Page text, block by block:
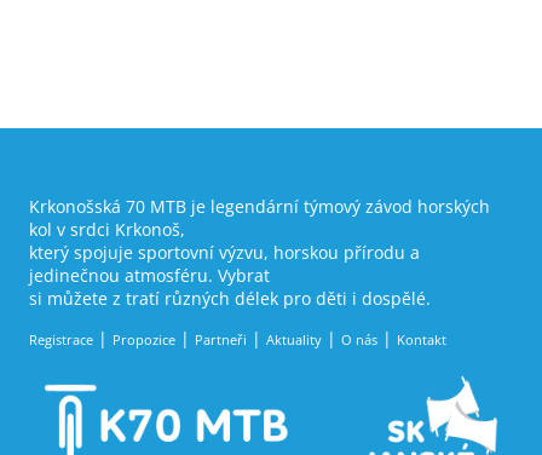
Krkonošská 70 MTB je legendární týmový závod horských
kol v srdci Krkonoš,
který spojuje sportovní výzvu, horskou přírodu a
jedinečnou atmosféru. Vybrat
si můžete z tratí různých délek pro děti i dospělé.
Registrace Propozice Partneři Aktuality O nás Kontakt